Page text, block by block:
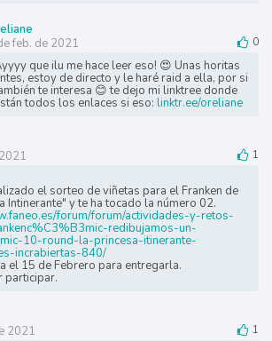
feb. de 2021
0
que ilu me hace leer eso! 😍 Unas horitas
estoy de directo y le haré raid a ella, por si
te interesa 😊 te dejo mi linktree donde
todos los enlaces si eso: linktr.ee/oreliane
1
el sorteo de viñetas para el Franken de
Intinerante" y te ha tocado la número 02.
forum/forum/actividades-y-retos-
redibujamos-un-
10-round-la-princesa-itinerante-
incrabiertas-840/
el 15 de Febrero para entregarla.
participar.
2021
1